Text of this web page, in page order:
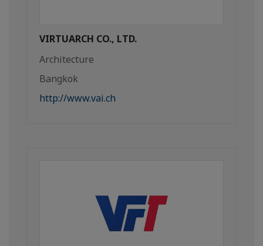
VIRTUARCH CO., LTD.
Architecture
Bangkok
http://www.vai.ch